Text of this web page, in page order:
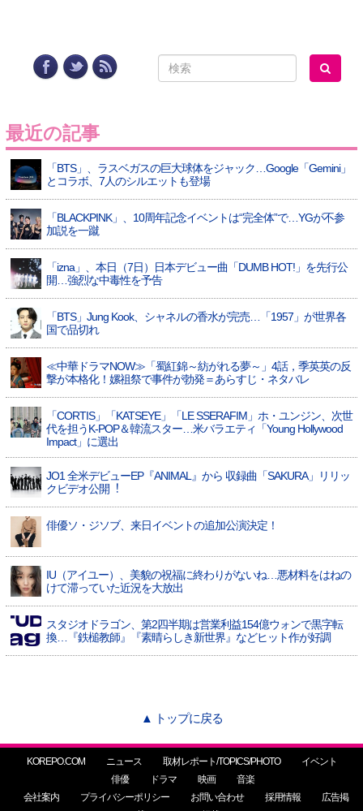
最近の記事
「BTS」、ラスベガスの巨大球体をジャック…Google「Gemini」
とコラボ、7人のシルエットも登場
「BLACKPINK」、10周年記念イベントは“完全体”で…YGが不参
加説を一蹴
「izna」、本日（7日）日本デビュー曲「DUMB HOT!」を先行公
開…強烈な中毒性を予告
「BTS」Jung Kook、シャネルの香水が完売…「1957」が世界各
国で品切れ
≪中華ドラマNOW≫「蜀紅錦～紡がれる夢～」4話，季英英の反
撃が本格化！嫘祖祭で事件が勃発＝あらすじ・ネタバレ
「CORTIS」「KATSEYE」「LE SSERAFIM」ホ・ユンジン、次世
代を担うK-POP＆韓流スター…米バラエティ「Young Hollywood
Impact」に選出
JO1 全⽶デビューEP『ANIMAL』から 収録曲「SAKURA」リリッ
クビデオ公開︕
俳優ソ・ジソブ、来日イベントの追加公演決定！
IU（アイユー）、美貌の祝福に終わりがないね…悪材料をはねの
けて滞っていた近況を大放出
スタジオドラゴン、第2四半期は営業利益154億ウォンで黒字転
換…『鉄槌教師』『素晴らしき新世界』などヒット作が好調
▲ トップに戻る
KOREPO.COM ニュース 取材レポート/TOPICS/PHOTO
イベント
俳優
ドラマ 映画
音楽
会社案内
プライバシーポリシー お問い合わせ 採用情報
広告掲